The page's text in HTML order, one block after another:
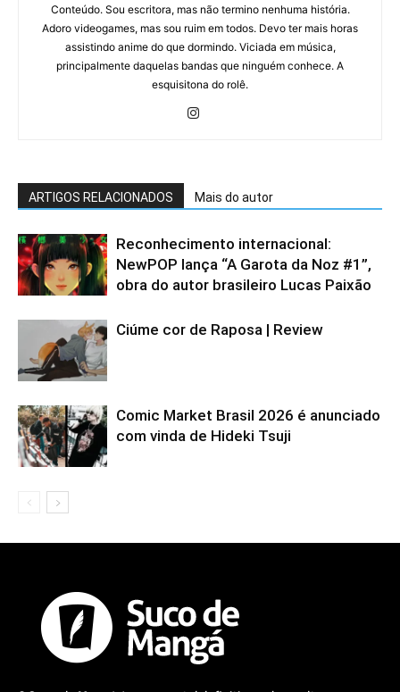
Conteúdo. Sou escritora, mas não termino nenhuma história.
Adoro videogames, mas sou ruim em todos. Devo ter mais horas
assistindo anime do que dormindo. Viciada em música,
principalmente daquelas bandas que ninguém conhece. A
esquisitona do rolê.
ARTIGOS RELACIONADOS Mais do autor
Reconhecimento internacional:
NewPOP lança “A Garota da Noz #1”,
obra do autor brasileiro Lucas Paixão
Ciúme cor de Raposa | Review
Comic Market Brasil 2026 é anunciado
com vinda de Hideki Tsuji